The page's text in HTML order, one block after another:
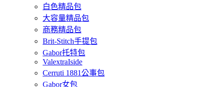
白色精品包
大容量精品包
商務精品包
Brit-Stitch手提包
Gabor托特包
ValextraIside
Cerruti 1881公事包
Gabor女包